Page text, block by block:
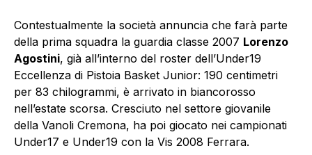
Contestualmente la società annuncia che farà parte
della prima squadra la guardia classe 2007 Lorenzo
Agostini, già all’interno del roster dell’Under19
Eccellenza di Pistoia Basket Junior: 190 centimetri
per 83 chilogrammi, è arrivato in biancorosso
nell’estate scorsa. Cresciuto nel settore giovanile
della Vanoli Cremona, ha poi giocato nei campionati
Under17 e Under19 con la Vis 2008 Ferrara.